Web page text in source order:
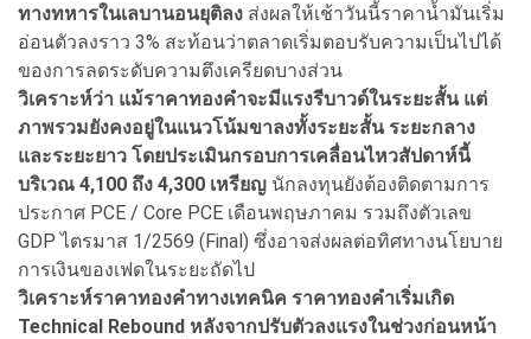
ทางทหารในเลบานอนยุติลง ส่งผลให้เช้าวันนี้ราคานํ้ามันเริ่ม
อ่อนตัวลงราว 3% สะท้อนว่าตลาดเริ่มตอบรับความเป็นไปได้
ของการลดระดับความตึงเครียดบางส่วน
วิเคราะห์ว่า แม้ราคาทองคําจะมีแรงรีบาวด์ในระยะสั้น แต่
ภาพรวมยังคงอยู่ในแนวโน้มขาลงทั้งระยะสั้น ระยะกลาง
และระยะยาว โดยประเมินกรอบการเคลื่อนไหวสัปดาห์นี้
บริเวณ 4,100 ถึง 4,300 เหรียญ นักลงทุนยังต้องติดตามการ
ประกาศ PCE / Core PCE เดือนพฤษภาคม รวมถึงตัวเลข
GDP ไตรมาส 1/2569 (Final) ซึ่งอาจส่งผลต่อทิศทางนโยบาย
การเงินของเฟดในระยะถัดไป
วิเคราะห์ราคาทองคําทางเทคนิค ราคาทองคําเริ่มเกิด
Technical Rebound หลังจากปรับตัวลงแรงในช่วงก่อนหน้า